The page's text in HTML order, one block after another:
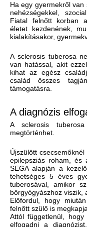
Ha egy gyermekről
nehézségekkel,
Fiatal felnőtt korban
életet kezdenének,
kialakításakor,
A sclerosis tuberosa
van hatással, akit
kihat az egész
család összes
támogatásra.
A diagnózis
A sclerosis tuberosa
megtörténhet.
Újszülött
epilepsziás roham, és
SEGA alapján a
tehetséges 5 éves
tuberosával, amikor
bőrgyógyászhoz viszik,
Előfordul, hogy
felnőtt szülő is
Attól függetlenül,
elfogadni a